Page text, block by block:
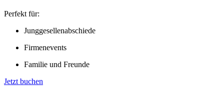
Perfekt für:
Jung­ge­sel­len­ab­schiede
Fir­men­events
Familie und Freunde
Jetzt buchen